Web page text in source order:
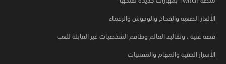
الألغاز الصعبة والفخاخ والوحوش والزعماء
قصة غنية ، وتقاليد العالم وطاقم الشخصيات غير القابلة للعب
الأسرار الخفية والمهام والمقتنيات